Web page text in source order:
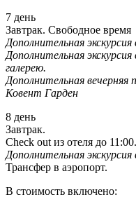
7 день
Завтрак. Свободное время
Дополнительная экскурсия
Дополнительная
галерею.
Дополнительная вечерняя
Ковент Гарден
8 день
Завтрак.
Check out из отеля до
Дополнительная
Трансфер в аэропорт.
В стоимость включено: